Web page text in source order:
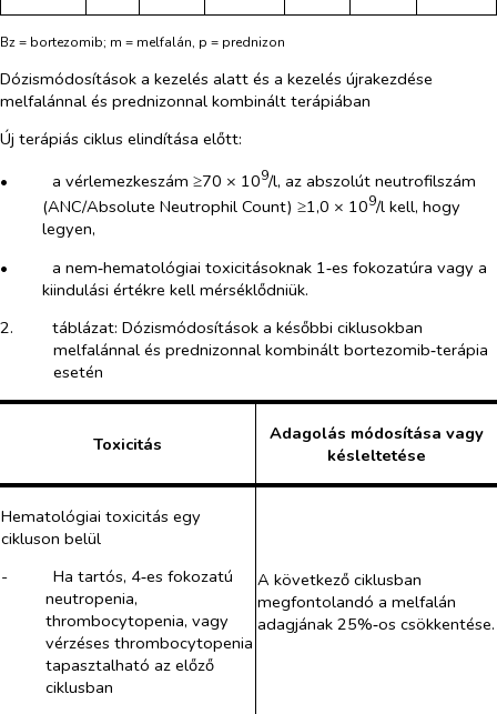
Bz = bortezomib; m = melfalán, p = prednizon
Dózismódosítások a kezelés alatt és a kezelés újrakezdése
melfalánnal és prednizonnal kombinált terápiában
Új terápiás ciklus elindítása előtt:
•​
a vérlemezkeszám ≥70 × 109/l, az abszolút neutrofilszám
(ANC/Absolute Neutrophil Count) ≥1,0 × 109/l kell, hogy
legyen,
•​
a nem‑hematológiai toxicitásoknak 1‑es fokozatúra vagy a
kiindulási értékre kell mérséklődniük.
2.​
táblázat: Dózismódosítások a későbbi ciklusokban
melfalánnal és prednizonnal kombinált bortezomib‑terápia
esetén
Toxicitás
Adagolás módosítása vagy
késleltetése
Hematológiai toxicitás egy
cikluson belül
-​
Ha tartós, 4‑es fokozatú
neutropenia,
thrombocytopenia, vagy
vérzéses thrombocytopenia
tapasztalható az előző
ciklusban
A következő ciklusban
megfontolandó a melfalán
adagjának 25%‑os csökkentése.